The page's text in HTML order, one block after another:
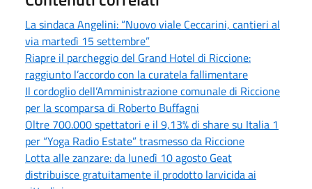
La sindaca Angelini: “Nuovo viale Ceccarini, cantieri al
via martedì 15 settembre”
Riapre il parcheggio del Grand Hotel di Riccione:
raggiunto l’accordo con la curatela fallimentare
Il cordoglio dell’Amministrazione comunale di Riccione
per la scomparsa di Roberto Buffagni
Oltre 700.000 spettatori e il 9,13% di share su Italia 1
per “Yoga Radio Estate” trasmesso da Riccione
Lotta alle zanzare: da lunedì 10 agosto Geat
distribuisce gratuitamente il prodotto larvicida ai